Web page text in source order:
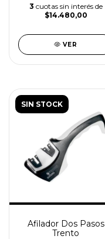
3 cuotas sin interés de
$14.480,00
VER
SIN STOCK
Afilador Dos Pasos
Trento